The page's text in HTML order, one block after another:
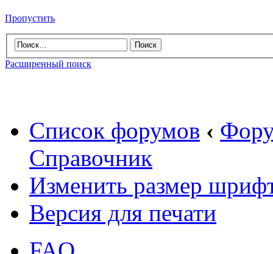
Пропустить
Расширенный поиск
Список форумов ‹
Справочник
Изменить размер
Версия для печати